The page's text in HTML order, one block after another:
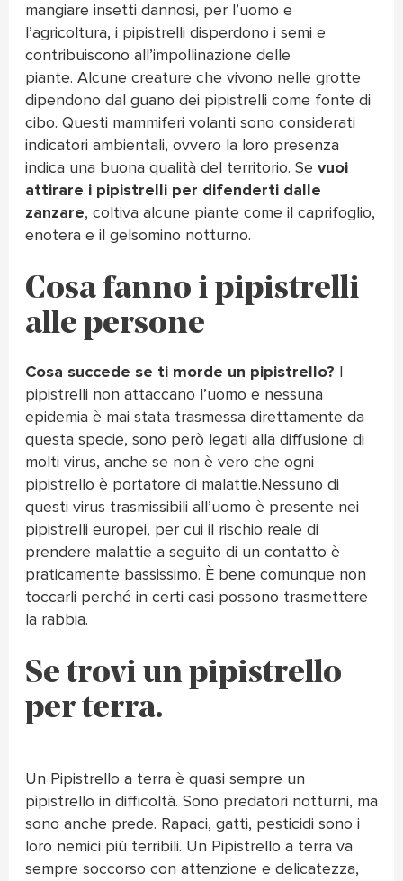
mangiare insetti dannosi, per l’uomo e
l’agricoltura, i pipistrelli disperdono i semi e
contribuiscono all’impollinazione delle
piante. Alcune creature che vivono nelle grotte
dipendono dal guano dei pipistrelli come fonte di
cibo. Questi mammiferi volanti sono considerati
indicatori ambientali, ovvero la loro presenza
indica una buona qualità del territorio. Se vuoi
attirare i pipistrelli per difenderti dalle
zanzare, coltiva alcune piante come il caprifoglio,
enotera e il gelsomino notturno.
Cosa fanno i pipistrelli
alle persone
Cosa succede se ti morde un pipistrello? I
pipistrelli non attaccano l’uomo e nessuna
epidemia è mai stata trasmessa direttamente da
questa specie, sono però legati alla diffusione di
molti virus, anche se non è vero che ogni
pipistrello è portatore di malattie.Nessuno di
questi virus trasmissibili all’uomo è presente nei
pipistrelli europei, per cui il rischio reale di
prendere malattie a seguito di un contatto è
praticamente bassissimo. È bene comunque non
toccarli perché in certi casi possono trasmettere
la rabbia.
Se trovi un pipistrello
per terra.
Un Pipistrello a terra è quasi sempre un
pipistrello in difficoltà. Sono predatori notturni, ma
sono anche prede. Rapaci, gatti, pesticidi sono i
loro nemici più terribili. Un Pipistrello a terra va
sempre soccorso con attenzione e delicatezza,